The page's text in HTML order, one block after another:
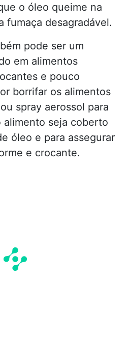
o óleo queime na
fumaça desagradável.
pode ser um
em alimentos
e pouco
borrifar os alimentos
spray aerossol para
seja coberto
óleo e para assegurar
e crocante.